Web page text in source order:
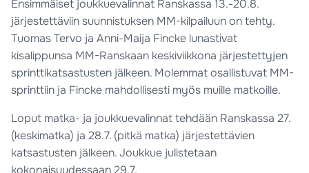
Ensimmäiset joukkuevalinnat Ranskassa 13.-20.8.
järjestettäviin suunnistuksen MM-kilpailuun on tehty.
Tuomas Tervo ja Anni-Maija Fincke lunastivat
kisalippunsa MM-Ranskaan keskiviikkona järjestettyjen
sprinttikatsastusten jälkeen. Molemmat osallistuvat MM-
sprinttiin ja Fincke mahdollisesti myös muille matkoille.
Loput matka- ja joukkuevalinnat tehdään Ranskassa 27.
(keskimatka) ja 28.7. (pitkä matka) järjestettävien
katsastusten jälkeen. Joukkue julistetaan
kokonaisuudessaan 29.7.